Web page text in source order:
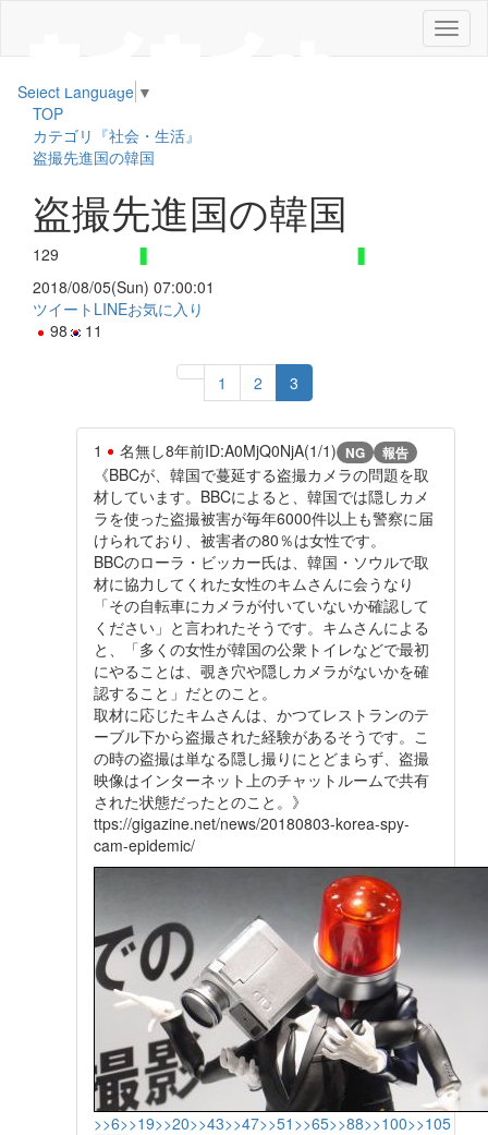
メ
ニ
Select Language ▼
TOP
カテゴリ『社会・生活』
盗撮先進国の韓国
盗撮先進国の韓国
129
2018/08/05(Sun) 07:00:01
ツイート LINEお気に入り
98
11
1 2 3
1 名無し8年前ID:A0MjQ0NjA(1/1) NG 報告
《BBCが、韓国で蔓延する盗撮カメラの問題を取
材しています。BBCによると、韓国では隠しカメ
ラを使った盗撮被害が毎年6000件以上も警察に届
けられており、被害者の80％は女性です。
BBCのローラ・ビッカー氏は、韓国・ソウルで取
材に協力してくれた女性のキムさんに会うなり
「その自転車にカメラが付いていないか確認して
ください」と言われたそうです。キムさんによる
と、「多くの女性が韓国の公衆トイレなどで最初
にやることは、覗き穴や隠しカメラがないかを確
認すること」だとのこと。
取材に応じたキムさんは、かつてレストランのテ
ーブル下から盗撮された経験があるそうです。こ
の時の盗撮は単なる隠し撮りにとどまらず、盗撮
映像はインターネット上のチャットルームで共有
された状態だったとのこと。》
ttps://gigazine.net/news/20180803-korea-spy-
cam-epidemic/
>>6>>19>>20>>43>>47>>51 >>65>>88>>100>>105